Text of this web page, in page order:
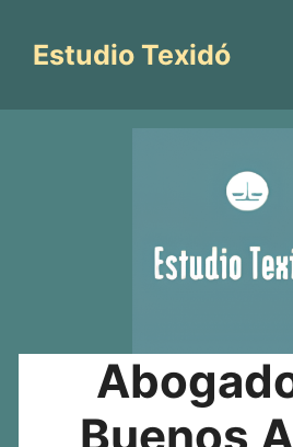
contenido
Estudio Texidó
Buenos